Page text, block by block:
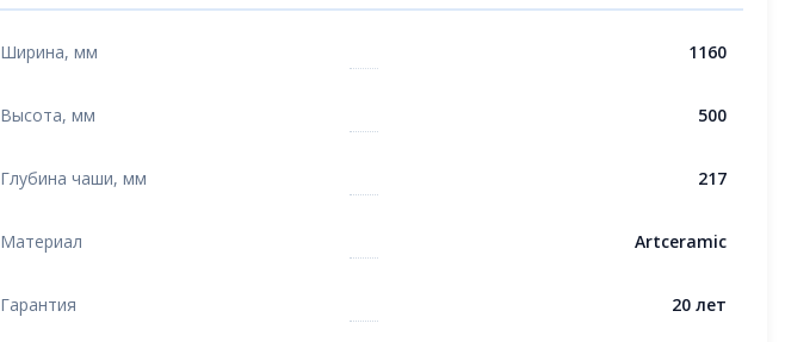
Ширина, мм 1160
Высота, мм 500
Глубина чаши, мм 217
Материал Artceramic
Гарантия 20 лет